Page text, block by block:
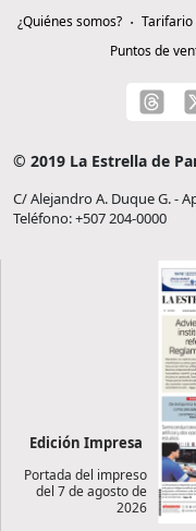
¿Quiénes somos? Tarifario
Puntos de
© 2019 La Estrella de
C/ Alejandro A. Duque G. -
Teléfono: +507 204-0000
Edición Impresa
Portada del impreso
del 7 de agosto de
2026